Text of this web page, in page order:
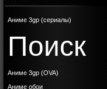
Аниме 3gp (сериалы)
Поиск
Аниме 3gp (OVA)
Аниме обои